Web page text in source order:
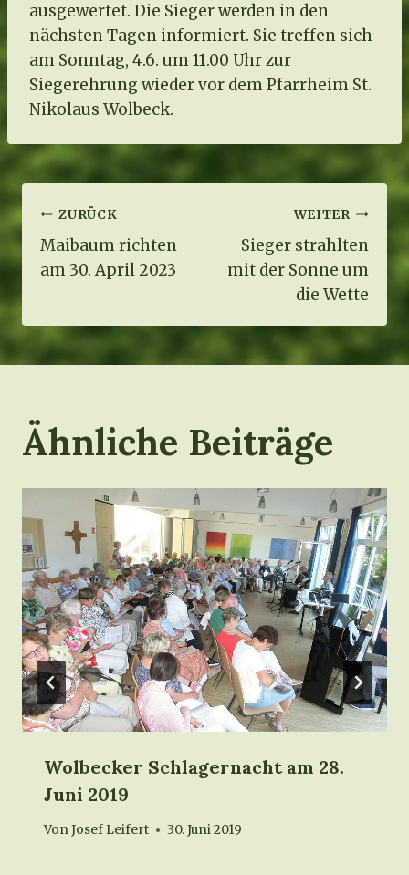
ausgewertet. Die Sieger werden in den
nächsten Tagen informiert. Sie treffen sich
am Sonntag, 4.6. um 11.00 Uhr zur
Siegerehrung wieder vor dem Pfarrheim St.
Nikolaus Wolbeck.
Beitragsnavigation
ZURÜCK
Maibaum richten
am 30. April 2023
WEITER
Sieger strahlten
mit der Sonne um
die Wette
Ähnliche Beiträge
Wolbecker Schlagernacht am 28.
Juni 2019
VonJosef Leifert 30. Juni 2019